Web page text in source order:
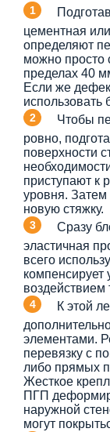
цементная
определяют
можно просто
пределах 40
Если же
использовать
Чтобы
ровно,
поверхности
приступают к
уровня.
новую стяжку.
Сразу
эластичная
всего
К этой
элементами.
перевязку с
либо прямых
Жесткое
ПГП
наружной
могут